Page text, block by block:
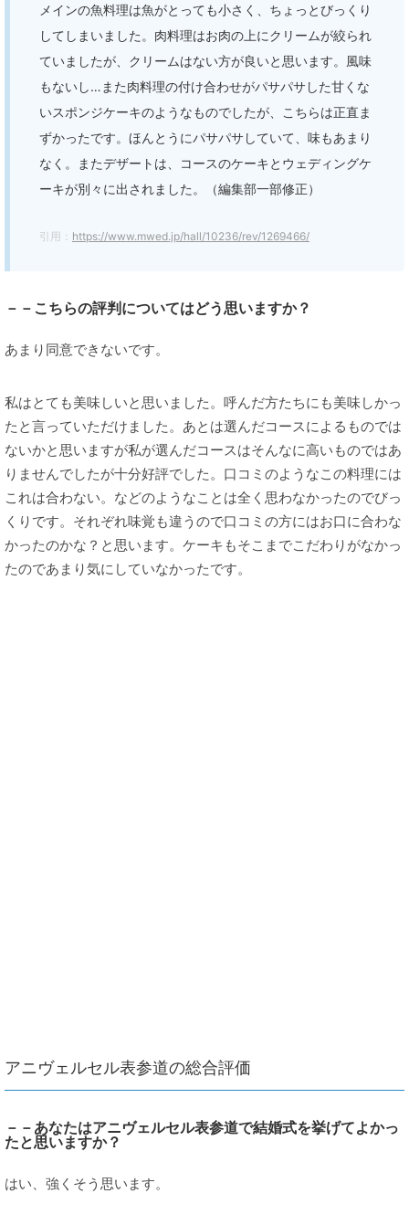
メインの魚料理は魚がとっても小さく、ちょっとびっくり
してしまいました。肉料理はお肉の上にクリームが絞られ
ていましたが、クリームはない方が良いと思います。風味
もないし…また肉料理の付け合わせがパサパサした甘くな
いスポンジケーキのようなものでしたが、こちらは正直ま
ずかったです。ほんとうにパサパサしていて、味もあまり
なく。またデザートは、コースのケーキとウェディングケ
ーキが別々に出されました。（編集部一部修正）
引用： https://www.mwed.jp/hall/10236/rev/1269466/
－－こちらの評判についてはどう思いますか？
あまり同意できないです。
私はとても美味しいと思いました。呼んだ方たちにも美味しかっ
たと言っていただけました。あとは選んだコースによるものでは
ないかと思いますが私が選んだコースはそんなに高いものではあ
りませんでしたが十分好評でした。口コミのようなこの料理には
これは合わない。などのようなことは全く思わなかったのでびっ
くりです。それぞれ味覚も違うので口コミの方にはお口に合わな
かったのかな？と思います。ケーキもそこまでこだわりがなかっ
たのであまり気にしていなかったです。
アニヴェルセル表参道の総合評価
－－あなたはアニヴェルセル表参道で結婚式を挙げてよかっ
たと思いますか？
はい、強くそう思います。